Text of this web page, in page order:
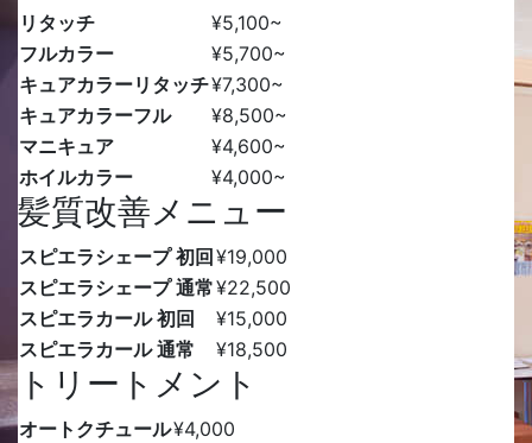
リタッチ ¥5,100~
フルカラー
¥5,700~
キュアカラーリタッチ¥7,300~
キュアカラーフル
¥8,500~
マニキュア
¥4,600~
ホイルカラー
¥4,000~
髪質改善メニュー
スピエラシェープ 初回 ¥19,000
スピエラシェープ 通常¥22,500
スピエラカール 初回
¥15,000
スピエラカール 通常
¥18,500
トリートメント
オートクチュール¥4,000